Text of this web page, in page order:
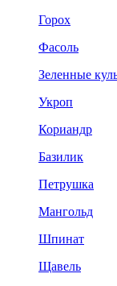
Горох
Фасоль
Зеленные
Укроп
Кориандр
Базилик
Петрушка
Мангольд
Шпинат
Щавель